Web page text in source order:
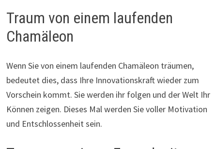
Traum von einem laufenden
Chamäleon
Wenn Sie von einem laufenden Chamäleon träumen,
bedeutet dies, dass Ihre Innovationskraft wieder zum
Vorschein kommt. Sie werden ihr folgen und der Welt Ihr
Können zeigen. Dieses Mal werden Sie voller Motivation
und Entschlossenheit sein.